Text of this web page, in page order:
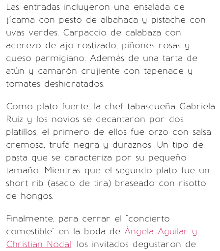
Las entradas incluyeron una ensalada de
jícama con pesto de albahaca y pistache con
uvas verdes. Carpaccio de calabaza con
aderezo de ajo rostizado, piñones rosas y
queso parmigiano. Además de una tarta de
atún y camarón crujiente con tapenade y
tomates deshidratados.
Como plato fuerte, la chef tabasqueña Gabriela
Ruiz y los novios se decantaron por dos
platillos, el primero de ellos fue orzo con salsa
cremosa, trufa negra y duraznos. Un tipo de
pasta que se caracteriza por su pequeño
tamaño. Mientras que el segundo plato fue un
short rib (asado de tira) braseado con risotto
de hongos.
Finalmente, para cerrar el "concierto
comestible" en la boda de Ángela Aguilar y
Christian Nodal, los invitados degustaron de